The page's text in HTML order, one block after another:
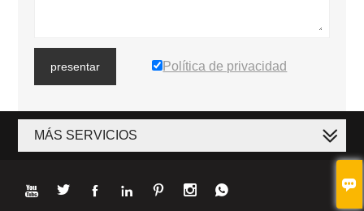

presentar Política de privacidad
MÁS SERVICIOS
      